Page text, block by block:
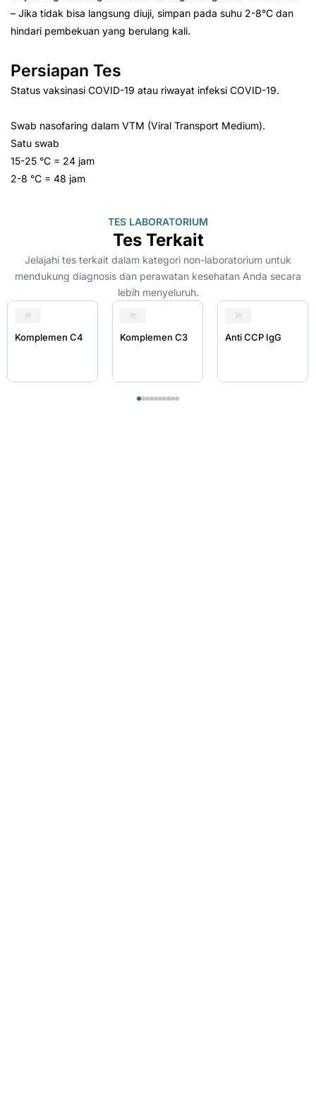
– Jika tidak bisa langsung diuji, simpan pada suhu 2-8°C dan
hindari pembekuan yang berulang kali.
Persiapan Tes
Status vaksinasi COVID-19 atau riwayat infeksi COVID-19.
Swab nasofaring dalam VTM (Viral Transport Medium).
Satu swab
15-25 °C = 24 jam
2-8 °C = 48 jam
TES LABORATORIUM
Tes Terkait
Jelajahi tes terkait dalam kategori non-laboratorium untuk
mendukung diagnosis dan perawatan kesehatan Anda secara
lebih menyeluruh.
Komplemen C4 Komplemen C3 Anti CCP IgG